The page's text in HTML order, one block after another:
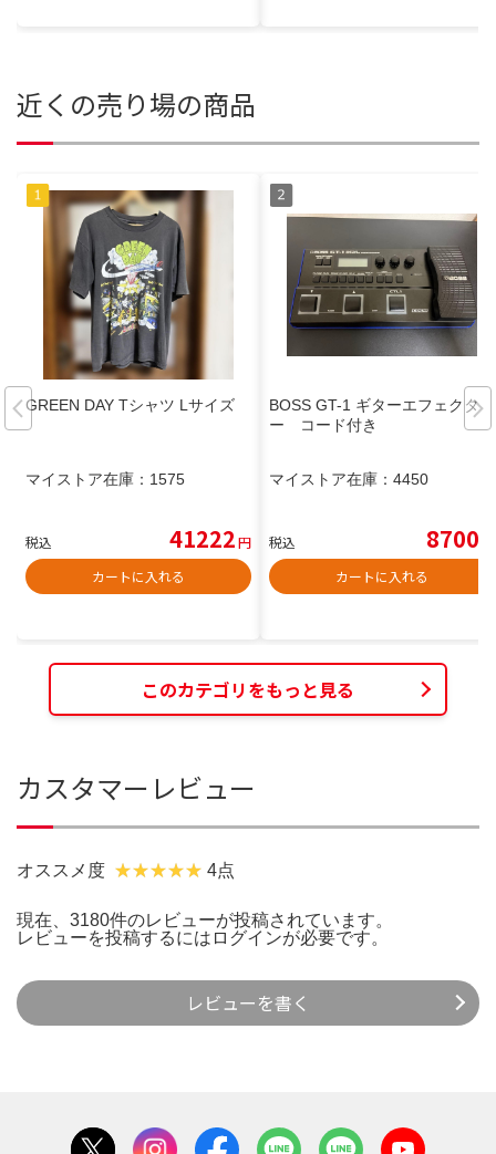
近くの売り場の商品
GREEN DAY Tシャツ Lサイズ
マイストア在庫： 1575
税込 41222円
カートに入れる
BOSS GT-1 ギターエフェクタ
ー コード付き
マイストア在庫： 4450
税込 8700
カートに入れる
このカテゴリをもっと見る
カスタマーレビュー
オススメ度 4点
現在、3180件のレビューが投稿されています。
レビューを投稿するには ログインが必要です。
レビューを書く